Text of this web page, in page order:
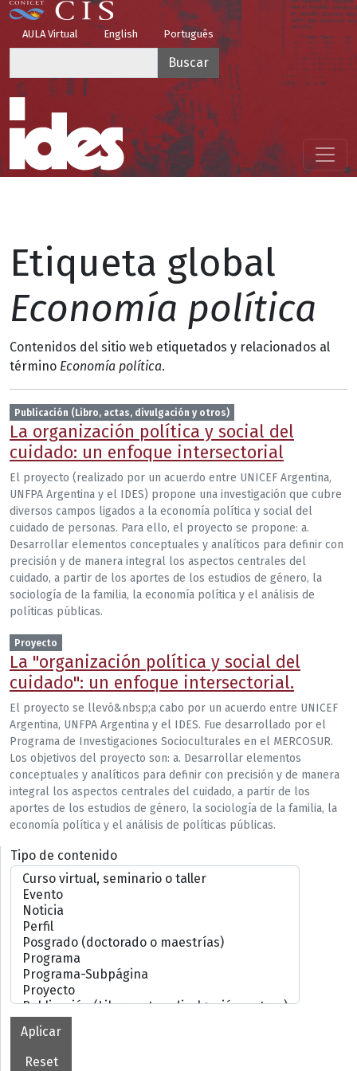
Pasar al contenido principal
Top Menu
AULA Virtual English Português
Menú principal
Etiqueta global
Economía política
Contenidos del sitio web etiquetados y relacionados al
término Economía política.
Publicación (Libro, actas, divulgación y otros)
La organización política y social del
cuidado: un enfoque intersectorial
El proyecto (realizado por un acuerdo entre UNICEF Argentina,
UNFPA Argentina y el IDES) propone una investigación que cubre
diversos campos ligados a la economía política y social del
cuidado de personas. Para ello, el proyecto se propone: a.
Desarrollar elementos conceptuales y analíticos para definir con
precisión y de manera integral los aspectos centrales del
cuidado, a partir de los aportes de los estudios de género, la
sociología de la familia, la economía política y el análisis de
políticas públicas.
Proyecto
La "organización política y social del
cuidado": un enfoque intersectorial.
El proyecto se llevó&nbsp;a cabo por un acuerdo entre UNICEF
Argentina, UNFPA Argentina y el IDES. Fue desarrollado por el
Programa de Investigaciones Socioculturales en el MERCOSUR.
Los objetivos del proyecto son: a. Desarrollar elementos
conceptuales y analíticos para definir con precisión y de manera
integral los aspectos centrales del cuidado, a partir de los
aportes de los estudios de género, la sociología de la familia, la
economía política y el análisis de políticas públicas.
Tipo de contenido